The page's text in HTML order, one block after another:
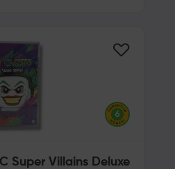
Super Villains Deluxe